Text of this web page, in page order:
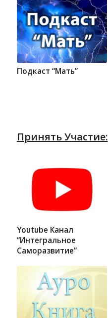
Подкаст “Мать”
Принять Участие:
Youtube Канал
“Интегральное
Саморазвитие”